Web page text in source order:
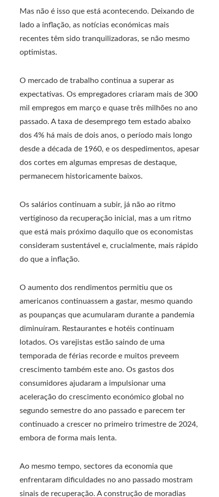
Mas não é isso que está acontecendo. Deixando de
lado a inflação, as notícias económicas mais
recentes têm sido tranquilizadoras, se não mesmo
optimistas.
O mercado de trabalho continua a superar as
expectativas. Os empregadores criaram mais de 300
mil empregos em março e quase três milhões no ano
passado. A taxa de desemprego tem estado abaixo
dos 4% há mais de dois anos, o período mais longo
desde a década de 1960, e os despedimentos, apesar
dos cortes em algumas empresas de destaque,
permanecem historicamente baixos.
Os salários continuam a subir, já não ao ritmo
vertiginoso da recuperação inicial, mas a um ritmo
que está mais próximo daquilo que os economistas
consideram sustentável e, crucialmente, mais rápido
do que a inflação.
O aumento dos rendimentos permitiu que os
americanos continuassem a gastar, mesmo quando
as poupanças que acumularam durante a pandemia
diminuíram. Restaurantes e hotéis continuam
lotados. Os varejistas estão saindo de uma
temporada de férias recorde e muitos preveem
crescimento também este ano. Os gastos dos
consumidores ajudaram a impulsionar uma
aceleração do crescimento económico global no
segundo semestre do ano passado e parecem ter
continuado a crescer no primeiro trimestre de 2024,
embora de forma mais lenta.
Ao mesmo tempo, sectores da economia que
enfrentaram dificuldades no ano passado mostram
sinais de recuperação. A construção de moradias